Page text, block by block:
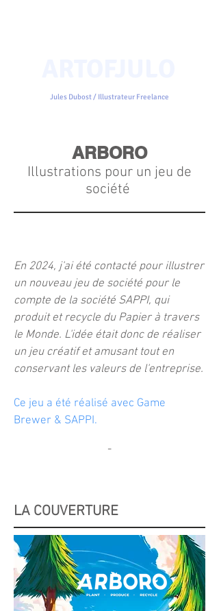
Jules Dubost / Illustrateur Freelance
ARBORO
Illustrations pour un jeu de
société
En 2024, j'ai été contacté pour illustrer
un nouveau jeu de société pour le
compte de la société SAPPI, qui
produit et recycle du Papier à travers
le Monde. L'idée était donc de réaliser
un jeu créatif et amusant tout en
conservant les valeurs de l'entreprise.
Ce jeu a été réalisé avec Game
Brewer & SAPPI.
-
LA COUVERTURE